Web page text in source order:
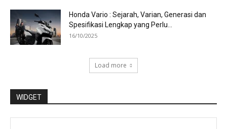
Honda Vario : Sejarah, Varian, Generasi dan
Spesifikasi Lengkap yang Perlu...
16/10/2025
Load more
WIDGET